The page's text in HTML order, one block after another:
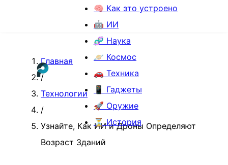
🧠 Как это устроено
🤖 ИИ
🧬 Наука
🪐 Космос
🚗 Техника
📱 Гаджеты
🚀 Оружие
⏳ История
Главная
/
Технологии
/
Узнайте, Как ИИ и Дроны Определяют
Возраст Зданий